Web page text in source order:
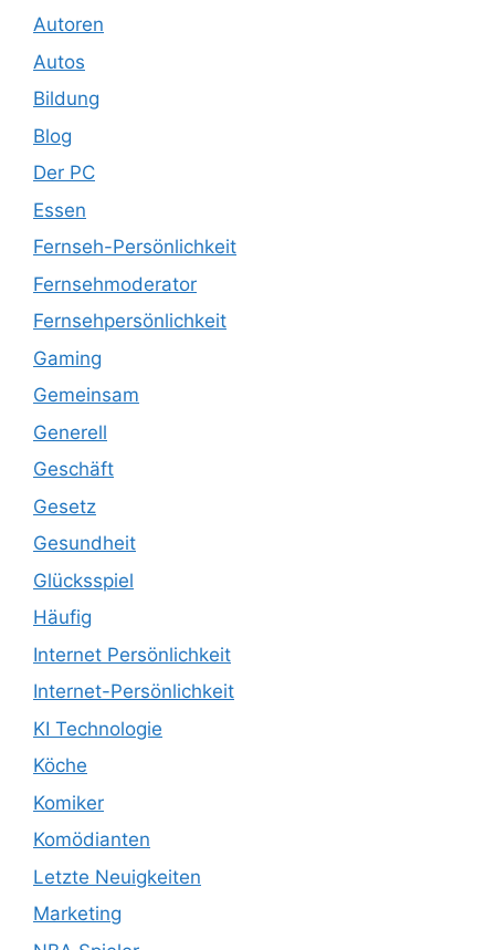
Autoren
Autos
Bildung
Blog
Der PC
Essen
Fernseh-Persönlichkeit
Fernsehmoderator
Fernsehpersönlichkeit
Gaming
Gemeinsam
Generell
Geschäft
Gesetz
Gesundheit
Glücksspiel
Häufig
Internet Persönlichkeit
Internet-Persönlichkeit
KI Technologie
Köche
Komiker
Komödianten
Letzte Neuigkeiten
Marketing